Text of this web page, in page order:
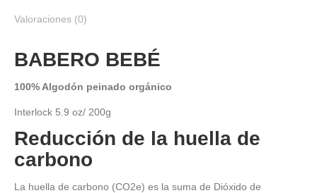
Valoraciones (0)
BABERO BEBÉ
100% Algodón peinado orgánico
Interlock 5.9 oz/ 200g
Reducción de la huella de
carbono
La huella de carbono (CO2e) es la suma de Dióxido de